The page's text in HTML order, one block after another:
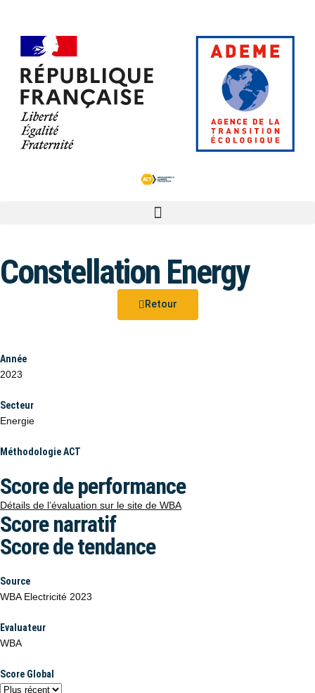
Constellation Energy
Retour
Année
2023
Secteur
Energie
Méthodologie ACT
Score de performance
Détails de l’évaluation sur le site de WBA
Score narratif
Score de tendance
Source
WBA Electricité 2023
Evaluateur
WBA
Score Global